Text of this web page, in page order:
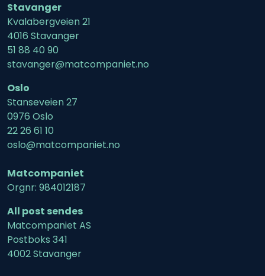
Stavanger
Kvalabergveien 21
4016 Stavanger
51 88 40 90
stavanger@matcompaniet.no
Oslo
Stanseveien 27
0976 Oslo
22 26 61 10
oslo@matcompaniet.no
Matcompaniet
Orgnr: 984012187
All post sendes
Matcompaniet AS
Postboks 341
4002 Stavanger